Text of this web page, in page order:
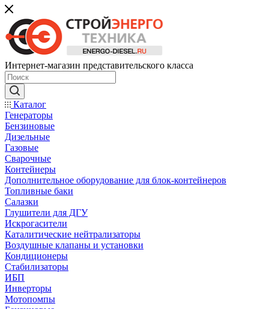
Интернет-магазин представительского класса
Каталог
Генераторы
Бензиновые
Дизельные
Газовые
Сварочные
Контейнеры
Дополнительное оборудование для блок-контейнеров
Топливные баки
Салазки
Глушители для ДГУ
Искрогасители
Каталитические нейтрализаторы
Воздушные клапаны и установки
Кондиционеры
Стабилизаторы
ИБП
Инверторы
Мотопомпы